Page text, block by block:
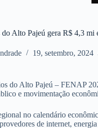
Alto Pajeú gera R$ 4,3 mi
19, setembro, 2024
do Alto Pajeú – FENAP
e movimentação
no calendário
de internet,